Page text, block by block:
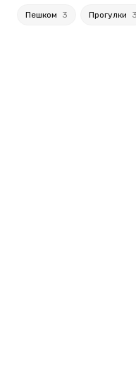
Пешком 3 Прогулки 3